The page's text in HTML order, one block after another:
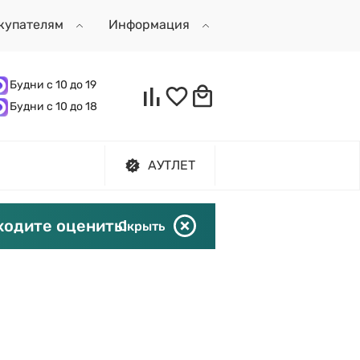
Информация
Будни с 10 до 19
Будни с 10 до 18
АУТЛЕТ
оценить!Скрыть